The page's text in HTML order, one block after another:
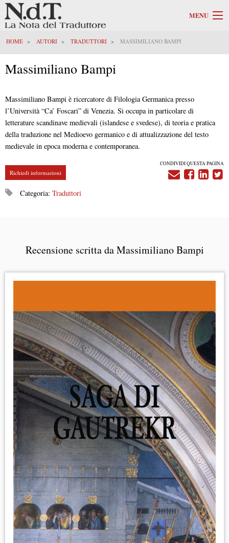
MENU
HOME AUTORI TRADUTTORI MASSIMILIANO BAMPI
Massimiliano Bampi
Massimiliano Bampi è ricercatore di Filologia Germanica presso
l’Università “Ca’ Foscari” di Venezia. Si occupa in particolare di
letterature scandinave medievali (islandese e svedese), di teoria e pratica
della traduzione nel Medioevo germanico e di attualizzazione del testo
medievale in epoca moderna e contemporanea.
Richiedi informazioni
CONDIVIDI QUESTA PAGINA
Categoria: Traduttori
Recensione scritta da Massimiliano Bampi